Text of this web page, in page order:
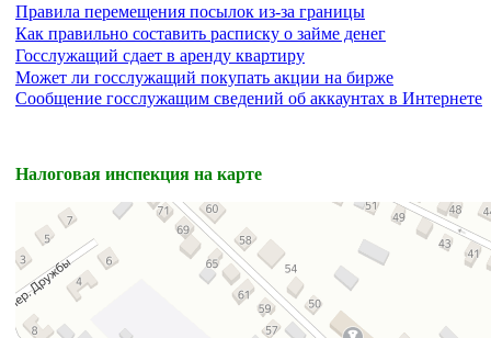
Правила перемещения посылок из-за границы
Как правильно составить расписку о займе денег
Госслужащий сдает в аренду квартиру
Может ли госслужащий покупать акции на бирже
Сообщение госслужащим сведений об аккаунтах в Интернете
Налоговая инспекция на карте